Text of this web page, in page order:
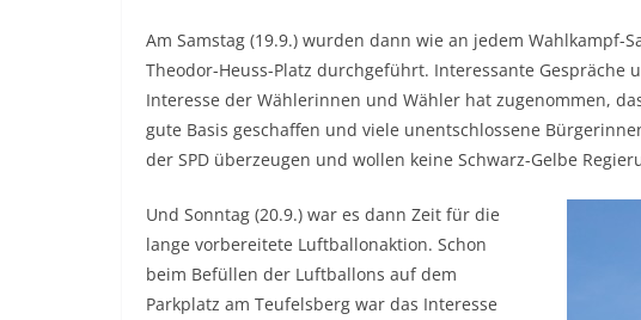
Am Samstag (19.9.) wurden dann wie an jedem Wahlkampf-
Theodor-Heuss-Platz durchgeführt. Interessante Gespräche
Interesse der Wählerinnen und Wähler hat zugenommen,
gute Basis geschaffen und viele unentschlossene
der SPD überzeugen und wollen keine Schwarz-Gelbe
Und Sonntag (20.9.) war es dann Zeit für die
lange vorbereitete Luftballonaktion. Schon
beim Befüllen der Luftballons auf dem
Parkplatz am Teufelsberg war das Interesse